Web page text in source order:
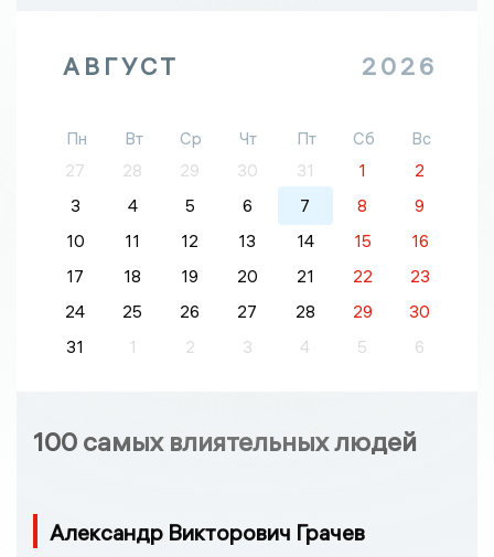
АВГУСТ 2026
Пн Вт Ср Чт Пт Сб
Вс
27
28 29 30 31 1
2
3
4 5 6 7 8
9
10
11 12 13 14 15
16
17
18 19 20 21 22
23
24
25 26 27 28 29
30
31
1 2 3 4 5 6
100 самых влиятельных людей
Александр Викторович Грачев